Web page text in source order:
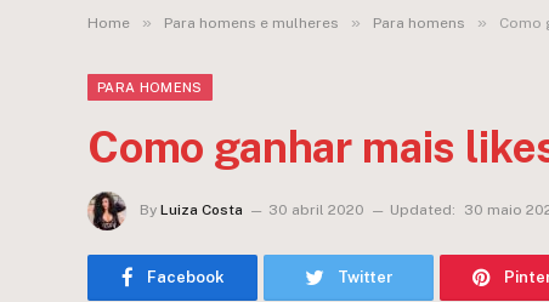
Home » Para homens e mulheres » Para homens » Como
PARA HOMENS
Como ganhar mais
By Luiza Costa 30 abril 2020 Updated: 30 maio
Facebook Twitter